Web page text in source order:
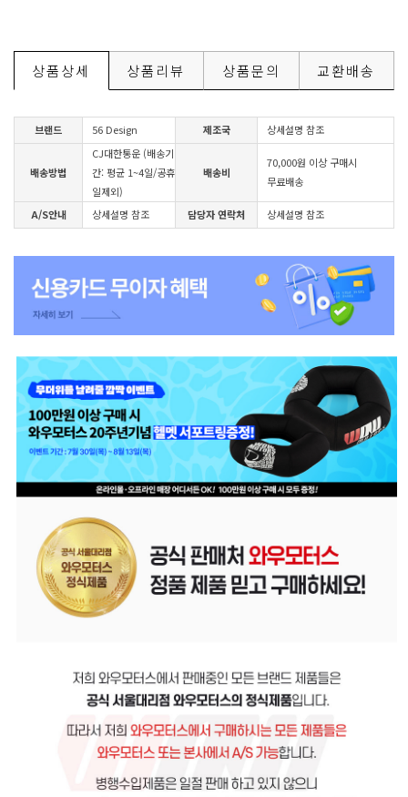
상품상세 상품리뷰 상품문의 교환배송
브랜드 56 Design 제조국 상세설명 참조
배송방법
CJ대한통운 (배송기
간: 평균 1~4일/공휴
일제외)
배송비
70,000원 이상 구매시
무료배송
A/S안내 상세설명 참조 담당자 연락처 상세설명 참조